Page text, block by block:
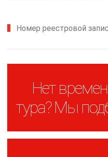
Номер реестровой
Нет
тура? Мы